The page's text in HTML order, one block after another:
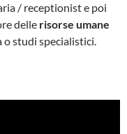
/ receptionist e poi
delle risorse umane
o studi specialistici.